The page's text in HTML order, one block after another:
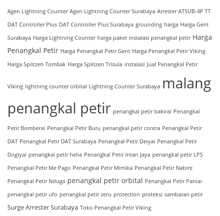
Agen Lightning Counter Agen Lightning Counter Surabaya Arrester ATSUB-4P TT
DAT Controller Plus DAT Controller Plus Surabaya grounding harga Harga Gent
Surabaya Harga Lightning Counter harga paket instalasi penangkal petir Harga
Penangkal Petir Harga Penangkal Petir Gent Harga Penangkal Petir Viking
Harga Splitzen Tombak Harga Splitzen Trisula instalasi Jual Penangkal Petir
Viking lightning counter orbital Lightning Counter Surabaya malang
penangkal petir penangkal petir bakiral Penangkal
Petir Bomberai Penangkal Petir Buru penangkal petir contra Penangkal Petir
DAT Penangkal Petir DAT Surabaya Penangkal Petir Deiyai Penangkal Petir
Dogiyai penangkal petir helia Penangkal Petir Intan Jaya penangkal petir LPS
Penangkal Petir Me Pago Penangkal Petir Mimika Penangkal Petir Nabire
Penangkal Petir Nduga penangkal petir orbital Penangkal Petir Paniai
penangkal petir ufo penangkal petir zeru protection proteksi sambaran petir
Surge Arrester Surabaya Toko Penangkal Petir Viking